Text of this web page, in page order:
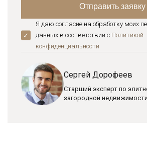
Я даю согласие на обработку моих
данных в соответствии с Политикой
конфиденциальноcти
Сергей Дорофеев
Старший эксперт по
загородной недвижимости